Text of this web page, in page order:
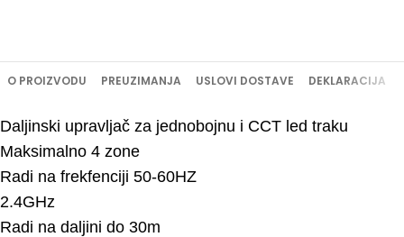
O PROIZVODU PREUZIMANJA USLOVI DOSTAVE DEKLARACIJA
Daljinski upravljač za jednobojnu i CCT led traku
Maksimalno 4 zone
Radi na frekfenciji 50-60HZ
2.4GHz
Radi na daljini do 30m